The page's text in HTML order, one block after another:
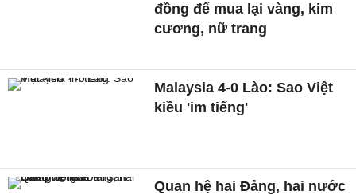
đồng để mua lại vàng, kim
cương, nữ trang
Malaysia 4-0 Lào: Sao Việt
kiều 'im tiếng'
Quan hệ hai Đảng, hai nước